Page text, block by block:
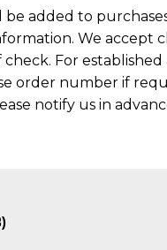
added to
We accept
For
order number if
notify us in